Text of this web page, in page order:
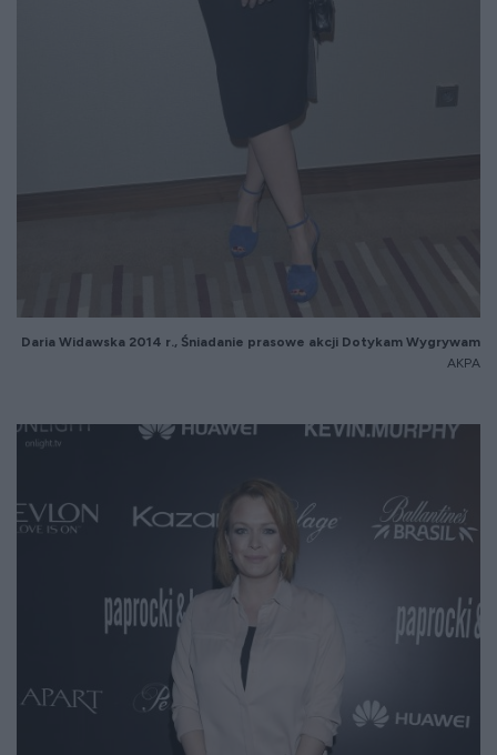
Daria Widawska 2014 r., Śniadanie prasowe akcji Dotykam Wygrywam
AKPA